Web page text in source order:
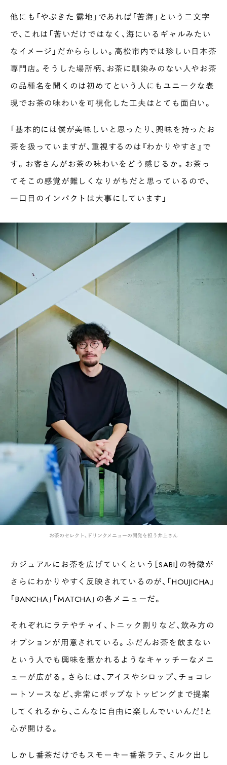
PAUSE & INSPIRE
COLOURS BY CHAGOCORO
他にも「やぶきた 露地」であれば「苦海」という二文字
で、これは「苦いだけではなく、海にいるギャルみたい
なイメージ」だかららしい。高松市内では珍しい日本茶
専門店。そうした場所柄、お茶に馴染みのない人やお茶
の品種名を聞くのは初めてという人にもユニークな表
現でお茶の味わいを可視化した工夫はとても面白い。
「基本的には僕が美味しいと思ったり、興味を持ったお
茶を扱っていますが、重視するのは『わかりやすさ』で
す。お客さんがお茶の味わいをどう感じるか。お茶っ
てそこの感覚が難しくなりがちだと思っているので、
一口目のインパクトは大事にしています」
お茶のセレクト、ドリンクメニューの開発を担う井上さん
カジュアルにお茶を広げていくという［SABI］の特徴が
さらにわかりやすく反映されているのが、「HOUJICHA」
「BANCHA」「MATCHA」の各メニューだ。
それぞれにラテやチャイ、トニック割りなど、飲み方の
オプションが用意されている。ふだんお茶を飲まない
という人でも興味を惹かれるようなキャッチーなメニ
ューが広がる。さらには、アイスやシロップ、チョコレ
ートソースなど、非常にポップなトッピングまで提案
してくれるから、こんなに自由に楽しんでいいんだ！と
心が開ける。
しかし番茶だけでもスモーキー番茶ラテ、ミルク出し